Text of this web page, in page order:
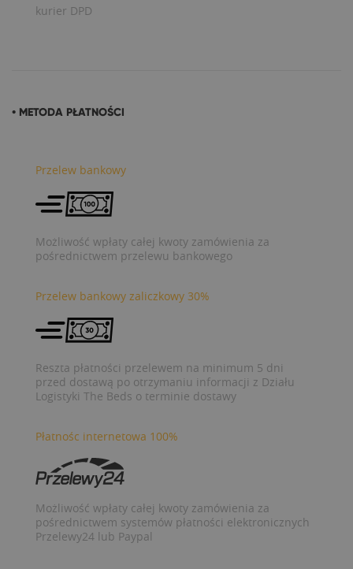
kurier DPD
• METODA PŁATNOŚCI
Przelew bankowy
Możliwość wpłaty całej kwoty zamówienia za
pośrednictwem przelewu bankowego
Przelew bankowy zaliczkowy 30%
Reszta płatności przelewem na minimum 5 dni
przed dostawą po otrzymaniu informacji z Działu
Logistyki The Beds o terminie dostawy
Płatnośc internetowa 100%
Możliwość wpłaty całej kwoty zamówienia za
pośrednictwem systemów płatności elektronicznych
Przelewy24 lub Paypal